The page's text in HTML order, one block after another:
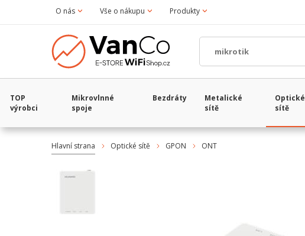
O nás Vše o nákupu Produkty
TOP
výrobci
Mikrovlnné
spoje
Bezdráty
Metalické
sítě
Optické
sítě
Hlavní strana Optické sítě GPON ONT